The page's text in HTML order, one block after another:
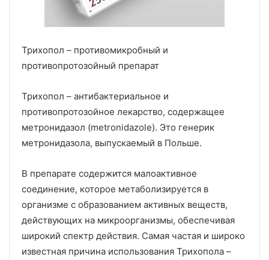
Трихопол – противомикробный и
противопротозойный препарат
Трихопол – антибактериальное и
противопротозойное лекарство, содержащее
метронидазол (metronidazole). Это генерик
метронидазола, выпускаемый в Польше.
В препарате содержится малоактивное
соединение, которое метаболизируется в
организме с образованием активных веществ,
действующих на микроорганизмы, обеспечивая
широкий спектр действия. Самая частая и широко
известная причина использования Трихопола –